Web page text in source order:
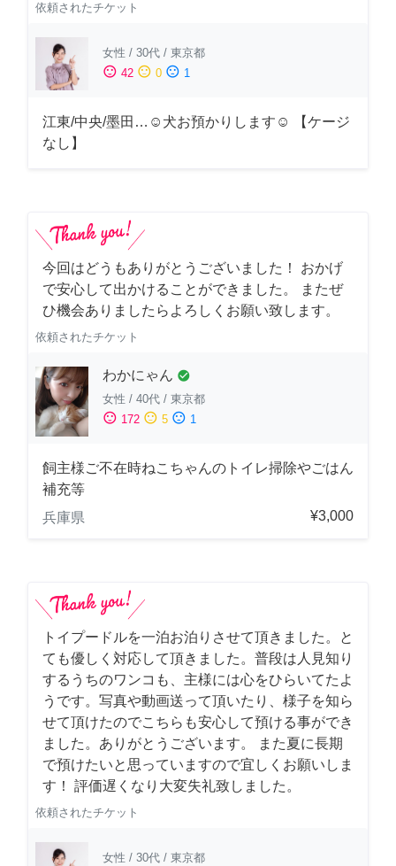
依頼されたチケット
女性 / 30代 / 東京都
sentiment_satisfied 42 sentiment_neutral 0 sentiment_dissatisfied 1
江東/中央/墨田…☺︎犬お預かりします☺︎ 【ケージ
なし】
今回はどうもありがとうございました！ おかげ
で安心して出かけることができました。 またぜ
ひ機会ありましたらよろしくお願い致します。
依頼されたチケット
わかにゃん check_circle
女性 / 40代 / 東京都
sentiment_satisfied 172 sentiment_neutral 5 sentiment_dissatisfied 1
飼主様ご不在時ねこちゃんのトイレ掃除やごはん
補充等
兵庫県
¥3,000
トイプードルを一泊お泊りさせて頂きました。と
ても優しく対応して頂きました。普段は人見知り
するうちのワンコも、主様には心をひらいてたよ
うです。写真や動画送って頂いたり、様子を知ら
せて頂けたのでこちらも安心して預ける事ができ
ました。ありがとうございます。 また夏に長期
で預けたいと思っていますので宜しくお願いしま
す！ 評価遅くなり大変失礼致しました。
依頼されたチケット
女性 / 30代 / 東京都